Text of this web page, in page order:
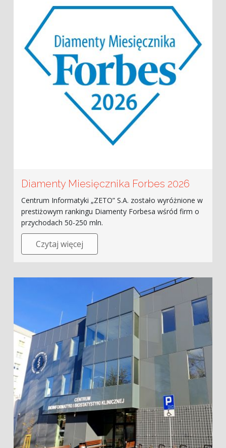
Diamenty Miesięcznika Forbes 2026
Centrum Informatyki „ZETO” S.A. zostało wyróżnione w
prestiżowym rankingu Diamenty Forbesa wśród firm o
przychodach 50-250 mln.
Czytaj więcej